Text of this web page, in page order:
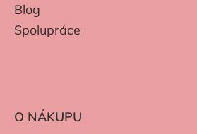
Blog
Spolupráce
O NÁKUPU